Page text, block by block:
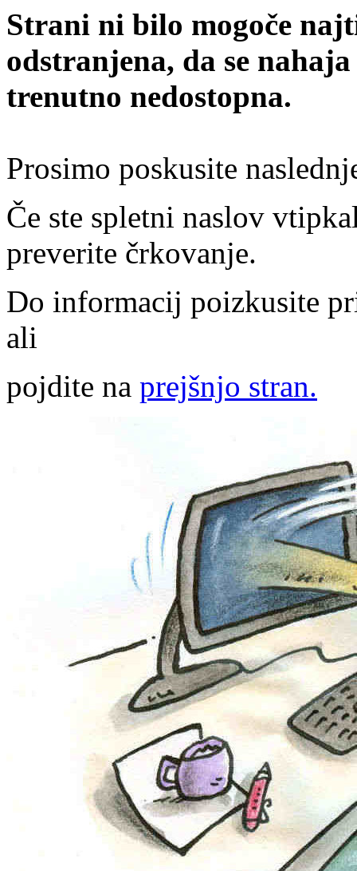
Strani ni bilo mogoče
odstranjena, da se
trenutno nedostopna.
Prosimo poskusite
Če ste spletni naslov
preverite črkovanje.
Do informacij poizkusite
ali
pojdite na prejšnjo stran.